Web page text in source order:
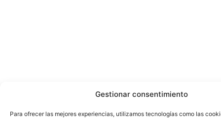
Gestionar consentimiento
Para ofrecer las mejores experiencias, utilizamos tecnologías como las